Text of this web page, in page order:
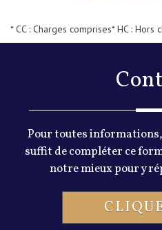
* CC : Charges comprises* HC : Hors
Pour toutes
suffit de compléter ce
notre mieux pour y